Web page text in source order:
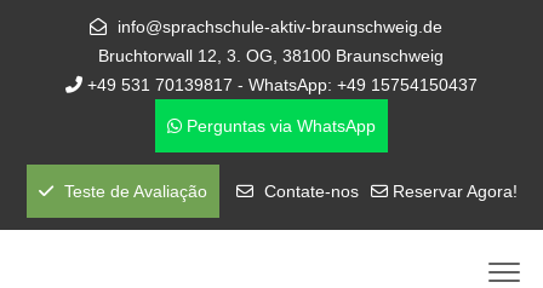
info@sprachschule-aktiv-braunschweig.de
Bruchtorwall 12, 3. OG, 38100 Braunschweig
+49 531 70139817 - WhatsApp: +49 15754150437
Perguntas via WhatsApp
Teste de Avaliação Contate-nos Reservar Agora!